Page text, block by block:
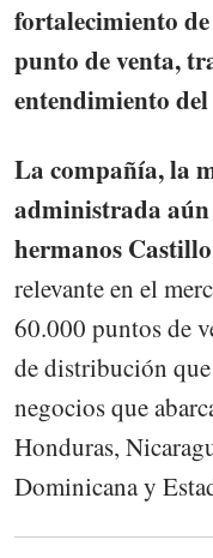
fortalecimiento
punto de venta,
entendimiento
La compañía, la
administrada aún
hermanos
relevante en el
60.000 puntos de
de distribución
negocios que
Honduras,
Dominicana y